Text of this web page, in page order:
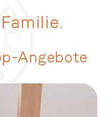
Angebote